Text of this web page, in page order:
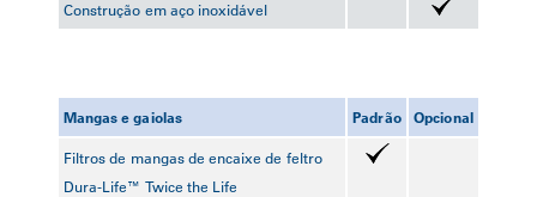
Construção em aço inoxidável
Mangas e gaiolas Padrão Opcional
Filtros de mangas de encaixe de feltro
Dura-Life™ Twice the Life